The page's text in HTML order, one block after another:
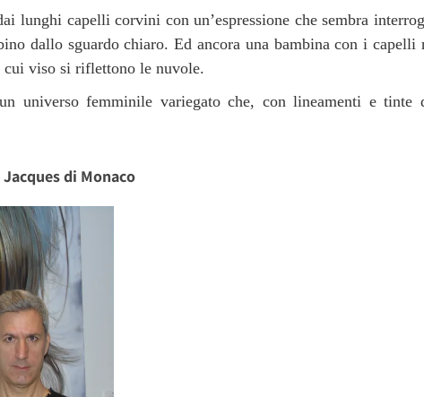
lunghi capelli corvini con un’espressione che sembra
dallo sguardo chiaro. Ed ancora una bambina con i
cui viso si riflettono le nuvole.
universo femminile variegato che, con lineamenti e tinte
di Monaco